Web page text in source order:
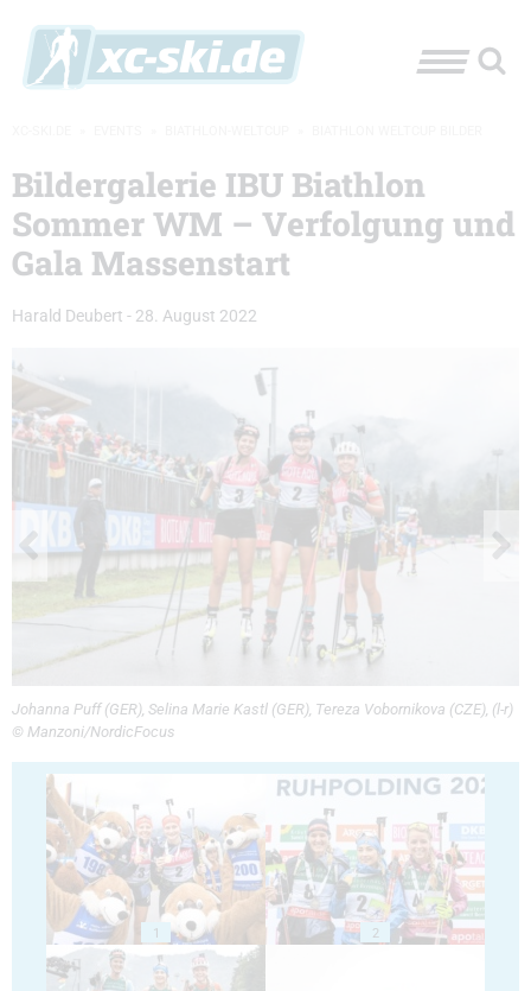
Bildergalerie IBU Biathlon
Sommer WM – Verfolgung und
Gala Massenstart
Harald Deubert - 28. August 2022
Johanna Puff (GER), Selina Marie Kastl (GER), Tereza Vobornikova (CZE), (l-r)
© Manzoni/NordicFocus
1 2